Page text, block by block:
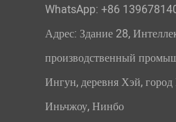
WhatsApp: +86
Адрес: Здание 28,
производственный
Ингун, деревня Хэй,
Иньчжоу, Нинбо